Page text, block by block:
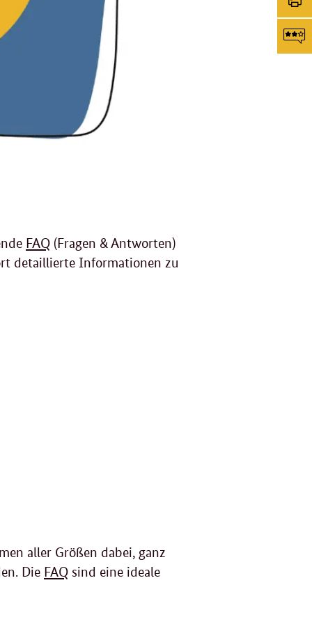
FAQ (Fragen & Antworten)
detaillierte Informationen zu
aller Größen dabei, ganz
Die FAQ sind eine ideale